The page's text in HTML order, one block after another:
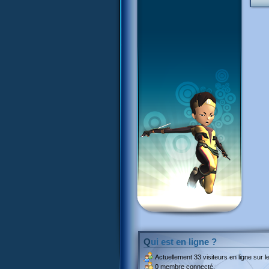
Qui est en ligne ?
Actuellement 33 visiteurs en ligne sur
0 membre connecté.